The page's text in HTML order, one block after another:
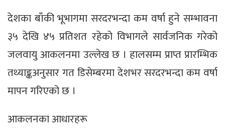
देशका बाँकी भूभागमा सरदरभन्दा कम वर्षा हुने सम्भावना
३५ देखि ४५ प्रतिशत रहेको विभागले सार्वजनिक गरेको
जलवायु आकलनमा उल्लेख छ । हालसम्म प्राप्त प्रारम्भिक
तथ्याङ्कअनुसार गत डिसेम्बरमा देशभर सरदरभन्दा कम वर्षा
मापन गरिएको छ ।
आकलनका आधारहरू